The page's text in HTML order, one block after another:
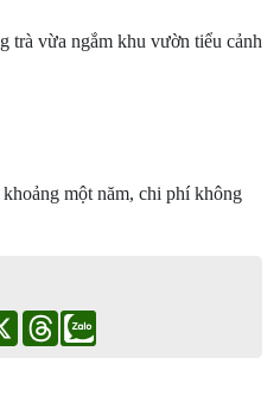
trà vừa ngắm khu vườn tiểu cảnh
một năm, chi phí không
X Threads